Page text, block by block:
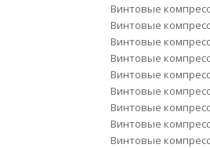
Винтовые
Винтовые
Винтовые
Винтовые
Винтовые
Винтовые
Винтовые
Винтовые
Винтовые